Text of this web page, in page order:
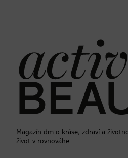
Magazín dm o kráse, zdraví a
život v rovnováhe